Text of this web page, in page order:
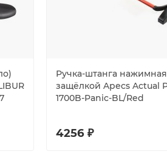
Ручка-штанга
защёлкой Apecs Actual
1700B-Panic-BL/Red
4256 ₽